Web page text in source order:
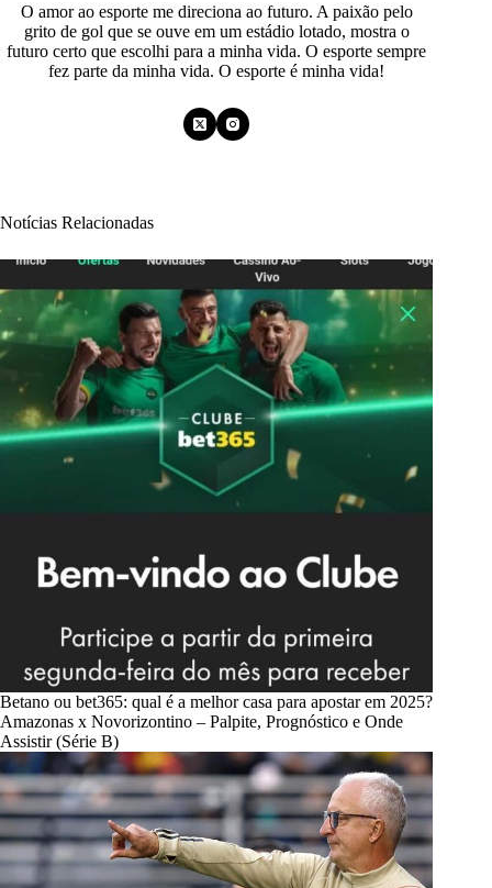
O amor ao esporte me direciona ao futuro. A paixão pelo
grito de gol que se ouve em um estádio lotado, mostra o
futuro certo que escolhi para a minha vida. O esporte sempre
fez parte da minha vida. O esporte é minha vida!
Notícias Relacionadas
Betano ou bet365: qual é a melhor casa para apostar em 2025?
Amazonas x Novorizontino – Palpite, Prognóstico e Onde
Assistir (Série B)